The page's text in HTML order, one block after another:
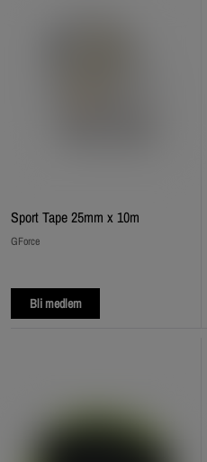
Sport Tape 25mm x 10m
GForce
Bli medlem